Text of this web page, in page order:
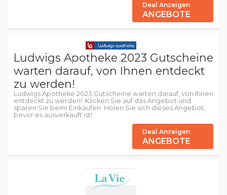
Deal Anzeigen
ANGEBOTE
Ludwigs Apotheke 2023 Gutscheine
warten darauf, von Ihnen entdeckt
zu werden!
Ludwigs Apotheke 2023 Gutscheine warten darauf, von Ihnen
entdeckt zu werden!. Klicken Sie auf das Angebot und
sparen Sie beim Einkaufen. Holen Sie sich dieses Angebot,
bevor es ausverkauft ist!
Deal Anzeigen
ANGEBOTE